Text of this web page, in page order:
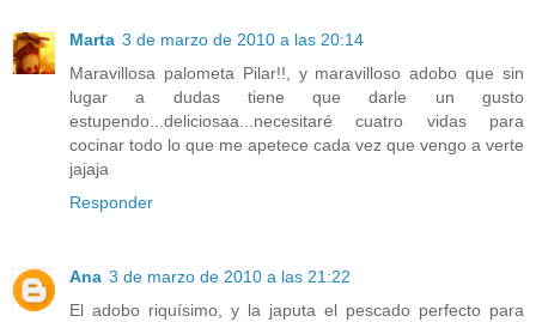
Marta 3 de marzo de 2010 a las 20:14
Maravillosa palometa Pilar!!, y maravilloso adobo que sin
lugar a dudas tiene que darle un gusto
estupendo...deliciosaa...necesitaré cuatro vidas para
cocinar todo lo que me apetece cada vez que vengo a verte
jajaja
Responder
Ana 3 de marzo de 2010 a las 21:22
El adobo riquísimo, y la japuta el pescado perfecto para